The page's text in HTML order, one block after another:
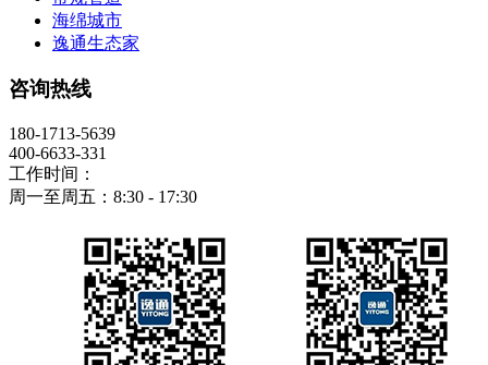
海绵城市
逸通生态家
咨询热线
180-1713-5639
400-6633-331
工作时间：
周一至周五：8:30 - 17:30